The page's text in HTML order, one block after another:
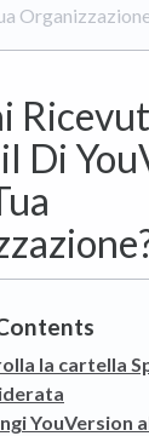
Di
la cartella
YouVersion